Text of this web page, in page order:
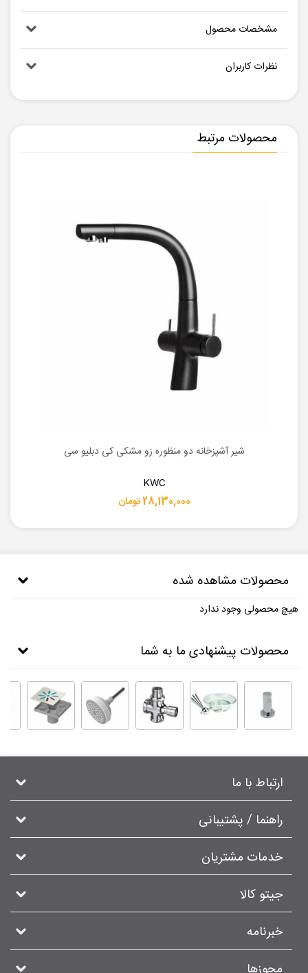
مشخصات محصول
نظرات کاربران
محصولات مرتبط
شیر آشپزخانه دو منظوره زو مشکی کی دبلیو سی
KWC
28,130,000 تومان
محصولات مشاهده شده
هیچ محصولی وجود ندارد
محصولات پیشنهادی ما به شما
ارتباط با ما
راهنما / پشتیبانی
خدمات مشتریان
جیتو کالا
خبرنامه